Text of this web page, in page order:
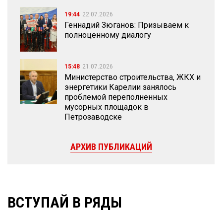
19:44 22.07.2026
Геннадий Зюганов: Призываем к
полноценному диалогу
15:48 21.07.2026
Министерство строительства, ЖКХ и
энергетики Карелии занялось
проблемой переполненных
мусорных площадок в
Петрозаводске
АРХИВ ПУБЛИКАЦИЙ
ВСТУПАЙ В РЯДЫ